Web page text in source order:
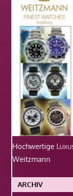
Hochwertige
Weitzmann
ARCHIV